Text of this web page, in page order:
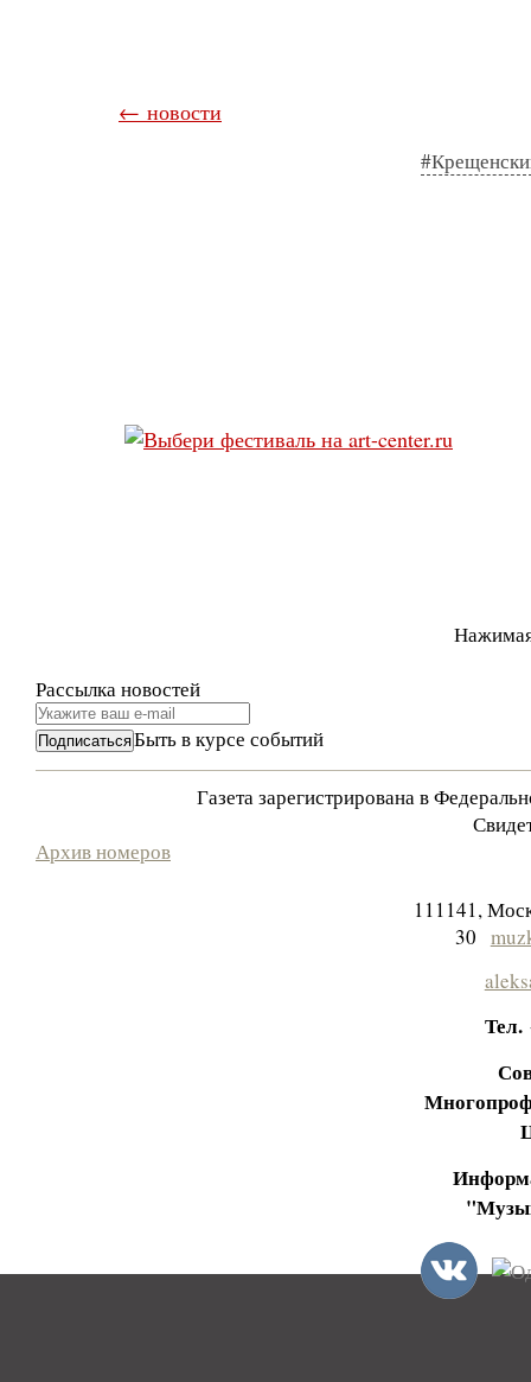
← новости
Рассылка новостей
Быть в курсе событий
Газета зарегистрирована в
Архив номеров
111141,
30
Тел.